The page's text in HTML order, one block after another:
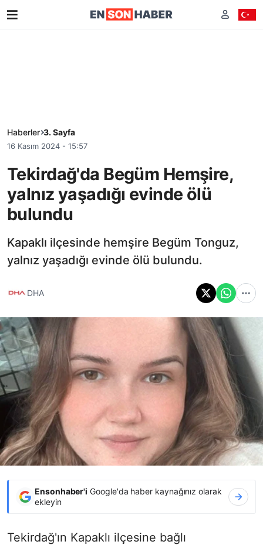
Haberler 3. Sayfa
16 Kasım 2024 - 15:57
Tekirdağ'da Begüm Hemşire,
yalnız yaşadığı evinde ölü
bulundu
Kapaklı ilçesinde hemşire Begüm Tonguz,
yalnız yaşadığı evinde ölü bulundu.
DHA
Ensonhaber'i Google'da haber kaynağınız olarak
ekleyin
Tekirdağ'ın Kapaklı ilçesine bağlı